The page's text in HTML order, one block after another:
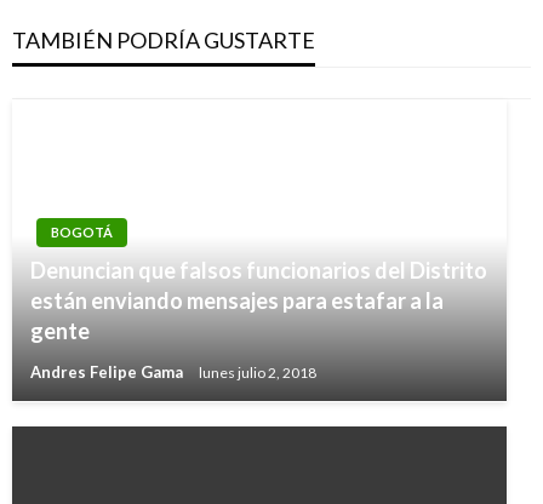
TAMBIÉN PODRÍA GUSTARTE
BOGOTÁ
Denuncian que falsos funcionarios del Distrito
están enviando mensajes para estafar a la
gente
Andres Felipe Gama lunes julio 2, 2018